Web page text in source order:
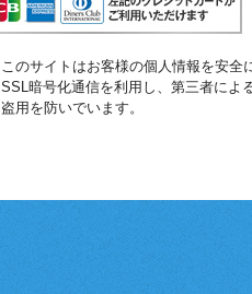
このサイトはお客様の個人情報を安全
SSL暗号化通信を利用し、第三者によ
盗用を防いでいます。